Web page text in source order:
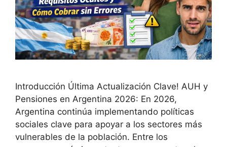
Introducción Última Actualización Clave! AUH y
Pensiones en Argentina 2026: En 2026,
Argentina continúa implementando políticas
sociales clave para apoyar a los sectores más
vulnerables de la población. Entre los